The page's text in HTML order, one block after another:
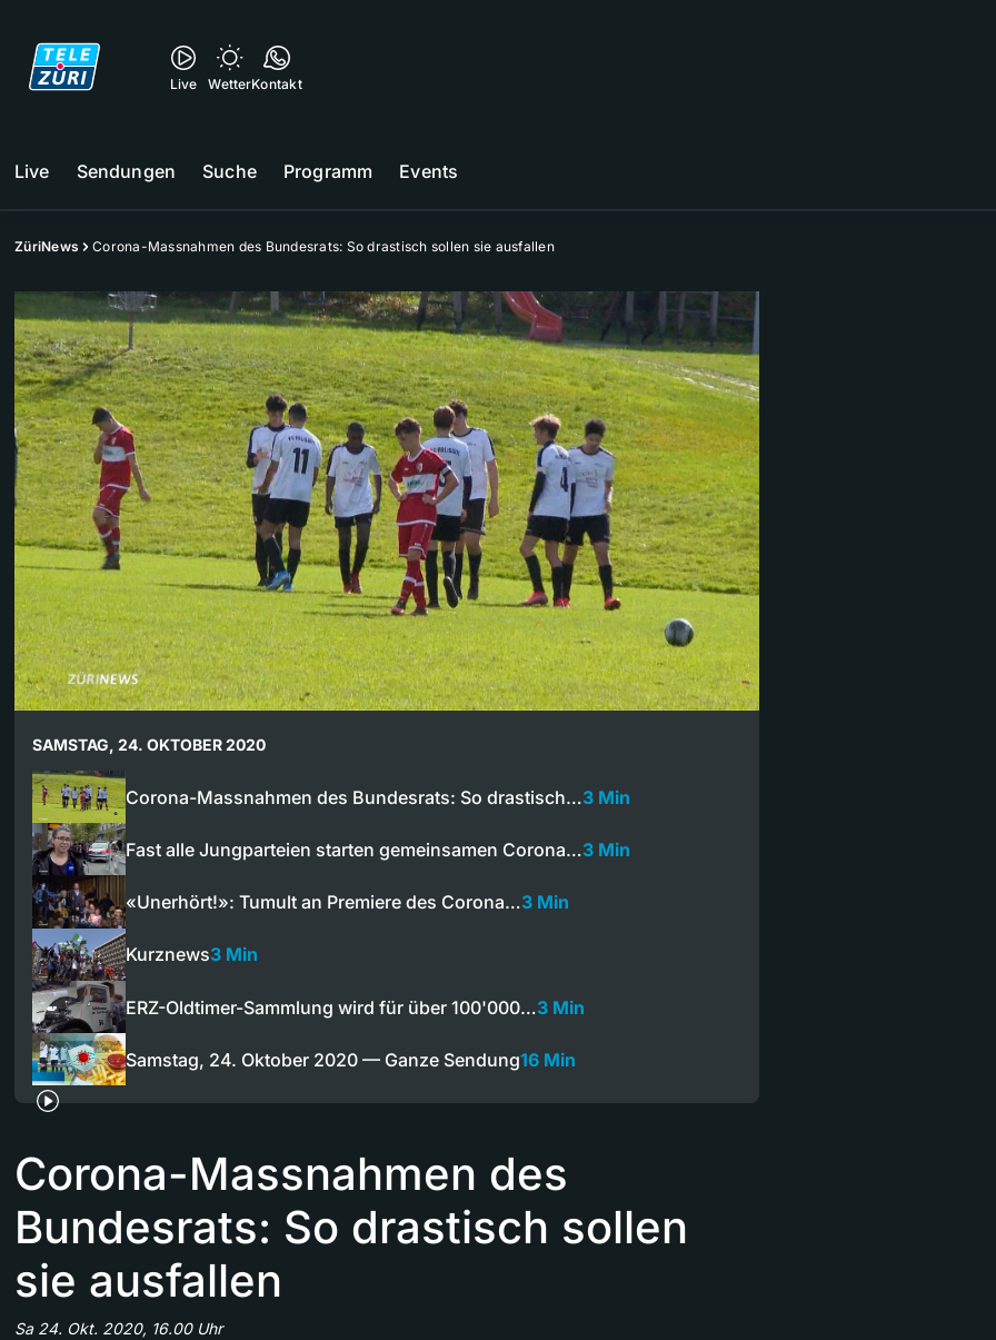
Live WetterKontakt
Live Sendungen Suche Programm Events
ZüriNews Corona-Massnahmen des Bundesrats: So drastisch sollen sie ausfallen
SAMSTAG, 24. OKTOBER 2020
Corona-Massnahmen des Bundesrats: So drastisch…3 Min
Fast alle Jungparteien starten gemeinsamen Corona…3 Min
«Unerhört!»: Tumult an Premiere des Corona…3 Min
Kurznews3 Min
ERZ-Oldtimer-Sammlung wird für über 100'000…3 Min
Samstag, 24. Oktober 2020 — Ganze Sendung16 Min
Corona-Massnahmen des
Bundesrats: So drastisch sollen
sie ausfallen
Sa 24. Okt. 2020, 16.00 Uhr